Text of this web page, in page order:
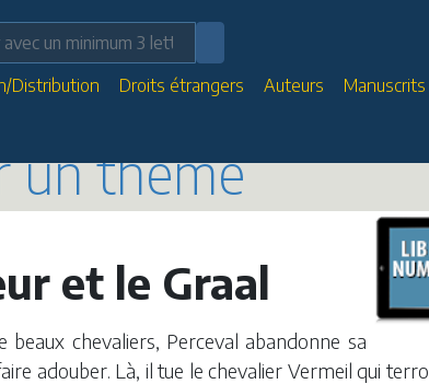
Distribution Droits étrangers Auteurs Manuscrits
un thème
et le Graal
chevaliers, Perceval abandonne sa
adouber. Là, il tue le chevalier Vermeil qui